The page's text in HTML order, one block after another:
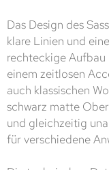
Das Design des
klare Linien und
rechteckige
einem zeitlosen
auch klassischen
schwarz matte
und gleichzeitig
für verschiedene